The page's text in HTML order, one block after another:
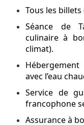
Tous les billets
Séance de
culinaire à
climat).
avec l’eau
Service de
francophone
Assurance à